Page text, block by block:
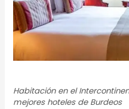
Habitación en el
mejores hoteles de Burdeos